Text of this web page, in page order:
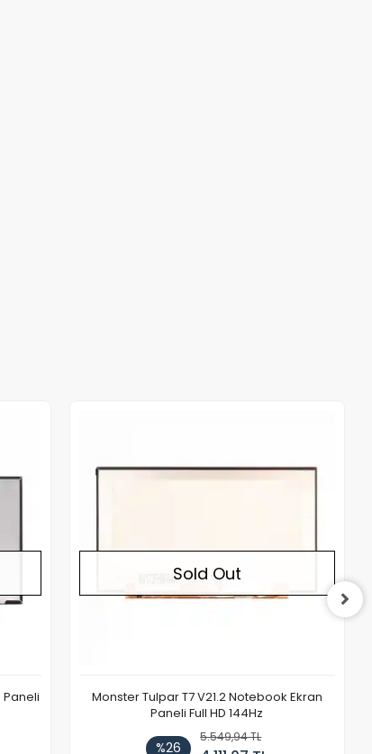
Paneli
Sold Out
Monster Tulpar T7 V21.2 Notebook Ekran
Paneli Full HD 144Hz
%26
5.549,94 TL